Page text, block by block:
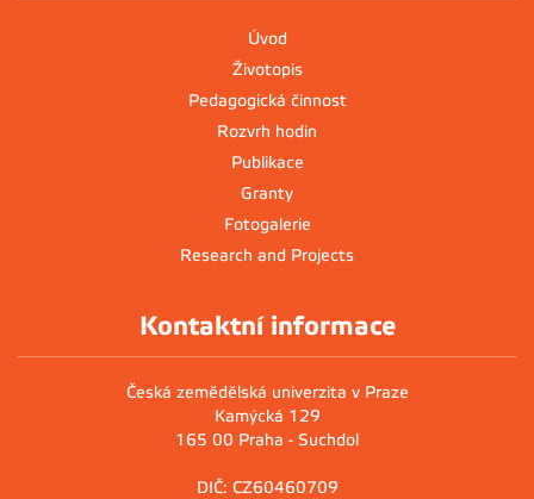
Úvod
Životopis
Pedagogická činnost
Rozvrh hodin
Publikace
Granty
Fotogalerie
Research and Projects
Kontaktní informace
Česká zemědělská univerzita v Praze
Kamýcká 129
165 00 Praha - Suchdol
DIČ: CZ60460709